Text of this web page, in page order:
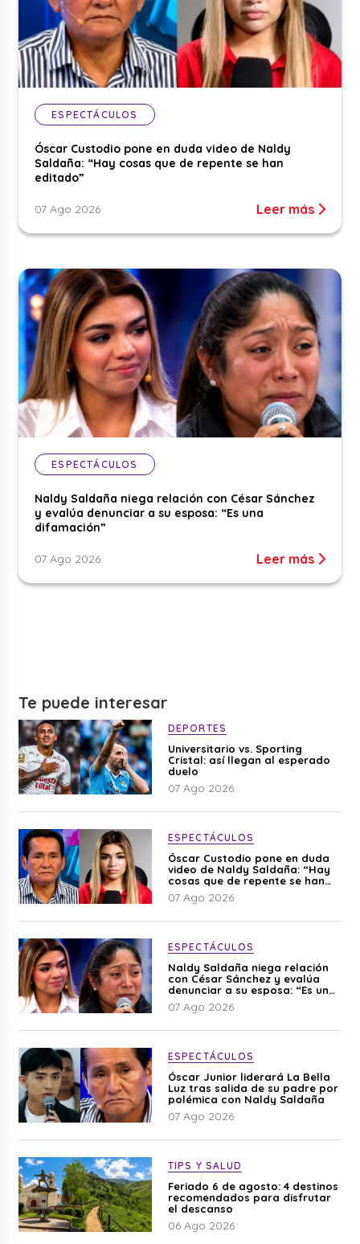
ESPECTÁCULOS
Óscar Custodio pone en duda video de Naldy
Saldaña: “Hay cosas que de repente se han
editado”
07 Ago 2026 Leer más
ESPECTÁCULOS
Naldy Saldaña niega relación con César Sánchez
y evalúa denunciar a su esposa: “Es una
difamación”
07 Ago 2026 Leer más
Te puede interesar
DEPORTES
Universitario vs. Sporting
Cristal: así llegan al esperado
duelo
07 Ago 2026
ESPECTÁCULOS
Óscar Custodio pone en duda
video de Naldy Saldaña: “Hay
cosas que de repente se han
editado”
07 Ago 2026
ESPECTÁCULOS
Naldy Saldaña niega relación
con César Sánchez y evalúa
denunciar a su esposa: “Es una
difamación”
07 Ago 2026
ESPECTÁCULOS
Óscar Junior liderará La Bella
Luz tras salida de su padre por
polémica con Naldy Saldaña
07 Ago 2026
TIPS Y SALUD
Feriado 6 de agosto: 4 destinos
recomendados para disfrutar
el descanso
06 Ago 2026